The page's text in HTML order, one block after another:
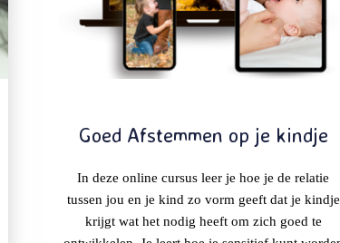
Goed Afstemmen op je kindje
In deze online cursus leer je hoe je de relatie
tussen jou en je kind zo vorm geeft dat je kindje
krijgt wat het nodig heeft om zich goed te